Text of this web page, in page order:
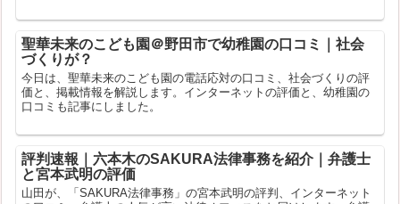
聖華未来のこども園＠野田市で幼稚園の口コミ｜社会
づくりが？
今日は、聖華未来のこども園の電話応対の口コミ、社会づくりの評
価と、掲載情報を解説します。インターネットの評価と、幼稚園の
口コミも記事にしました。
評判速報｜六本木のSAKURA法律事務を紹介｜弁護士
と宮本武明の評価
山田が、「SAKURA法律事務」の宮本武明の評判、インターネット